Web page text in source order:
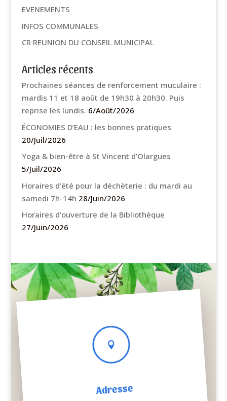
EVENEMENTS
INFOS COMMUNALES
CR REUNION DU CONSEIL MUNICIPAL
Articles récents
Prochaines séances de renforcement muculaire :
mardis 11 et 18 août de 19h30 à 20h30. Puis
reprise les lundis. 6/Août/2026
ÉCONOMIES D’EAU : les bonnes pratiques
20/Juil/2026
Yoga & bien-être à St Vincent d’Olargues
5/Juil/2026
Horaires d’été pour la déchèterie : du mardi au
samedi 7h-14h 28/Juin/2026
Horaires d’ouverture de la Bibliothèque
27/Juin/2026

Adresse